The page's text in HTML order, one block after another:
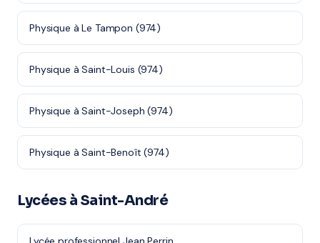
Physique à Le Tampon (974)
Physique à Saint-Louis (974)
Physique à Saint-Joseph (974)
Physique à Saint-Benoît (974)
Lycées à Saint-André